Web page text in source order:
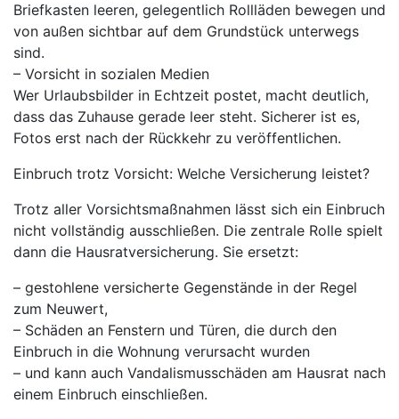
Briefkasten leeren, gelegentlich Rollläden bewegen und
von außen sichtbar auf dem Grundstück unterwegs
sind.
– Vorsicht in sozialen Medien
Wer Urlaubsbilder in Echtzeit postet, macht deutlich,
dass das Zuhause gerade leer steht. Sicherer ist es,
Fotos erst nach der Rückkehr zu veröffentlichen.
Einbruch trotz Vorsicht: Welche Versicherung leistet?
Trotz aller Vorsichtsmaßnahmen lässt sich ein Einbruch
nicht vollständig ausschließen. Die zentrale Rolle spielt
dann die Hausratversicherung. Sie ersetzt:
– gestohlene versicherte Gegenstände in der Regel
zum Neuwert,
– Schäden an Fenstern und Türen, die durch den
Einbruch in die Wohnung verursacht wurden
– und kann auch Vandalismusschäden am Hausrat nach
einem Einbruch einschließen.